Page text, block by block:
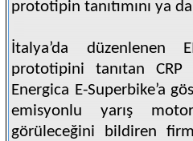
prototipin tanıtımını ya
İtalya’da düzenlenen
prototipini tanıtan
Energica E-Superbike’a
emisyonlu yarış
görüleceğini bildiren